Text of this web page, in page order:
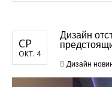
СР
ОКТ. 4
Дизайн
В Дизайн